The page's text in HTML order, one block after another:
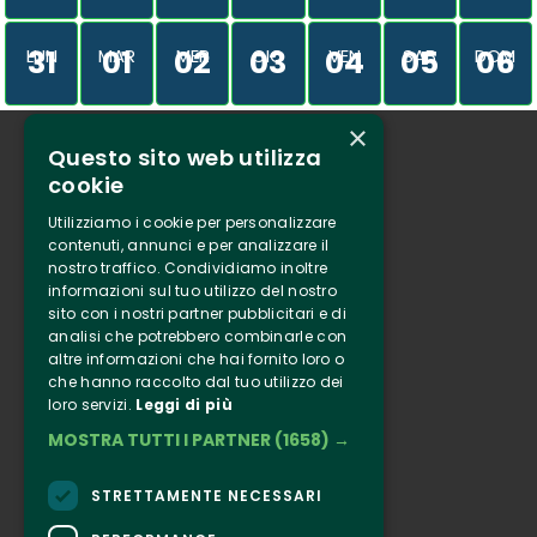
LUN
31 MAR
01 MER
02 GIO
03 VEN
04 SAB
05 DOM
06
Chi siamo
Tenuta Selvaggia
Contatti
Biglietteria
Clappit
Informazione
Seguici
Facebook
×
Questo sito web utilizza
cookie
Utilizziamo i cookie per personalizzare
contenuti, annunci e per analizzare il
nostro traffico. Condividiamo inoltre
informazioni sul tuo utilizzo del nostro
sito con i nostri partner pubblicitari e di
analisi che potrebbero combinarle con
altre informazioni che hai fornito loro o
che hanno raccolto dal tuo utilizzo dei
loro servizi. Leggi di più
MOSTRA TUTTI I PARTNER (1658) →
STRETTAMENTE NECESSARI